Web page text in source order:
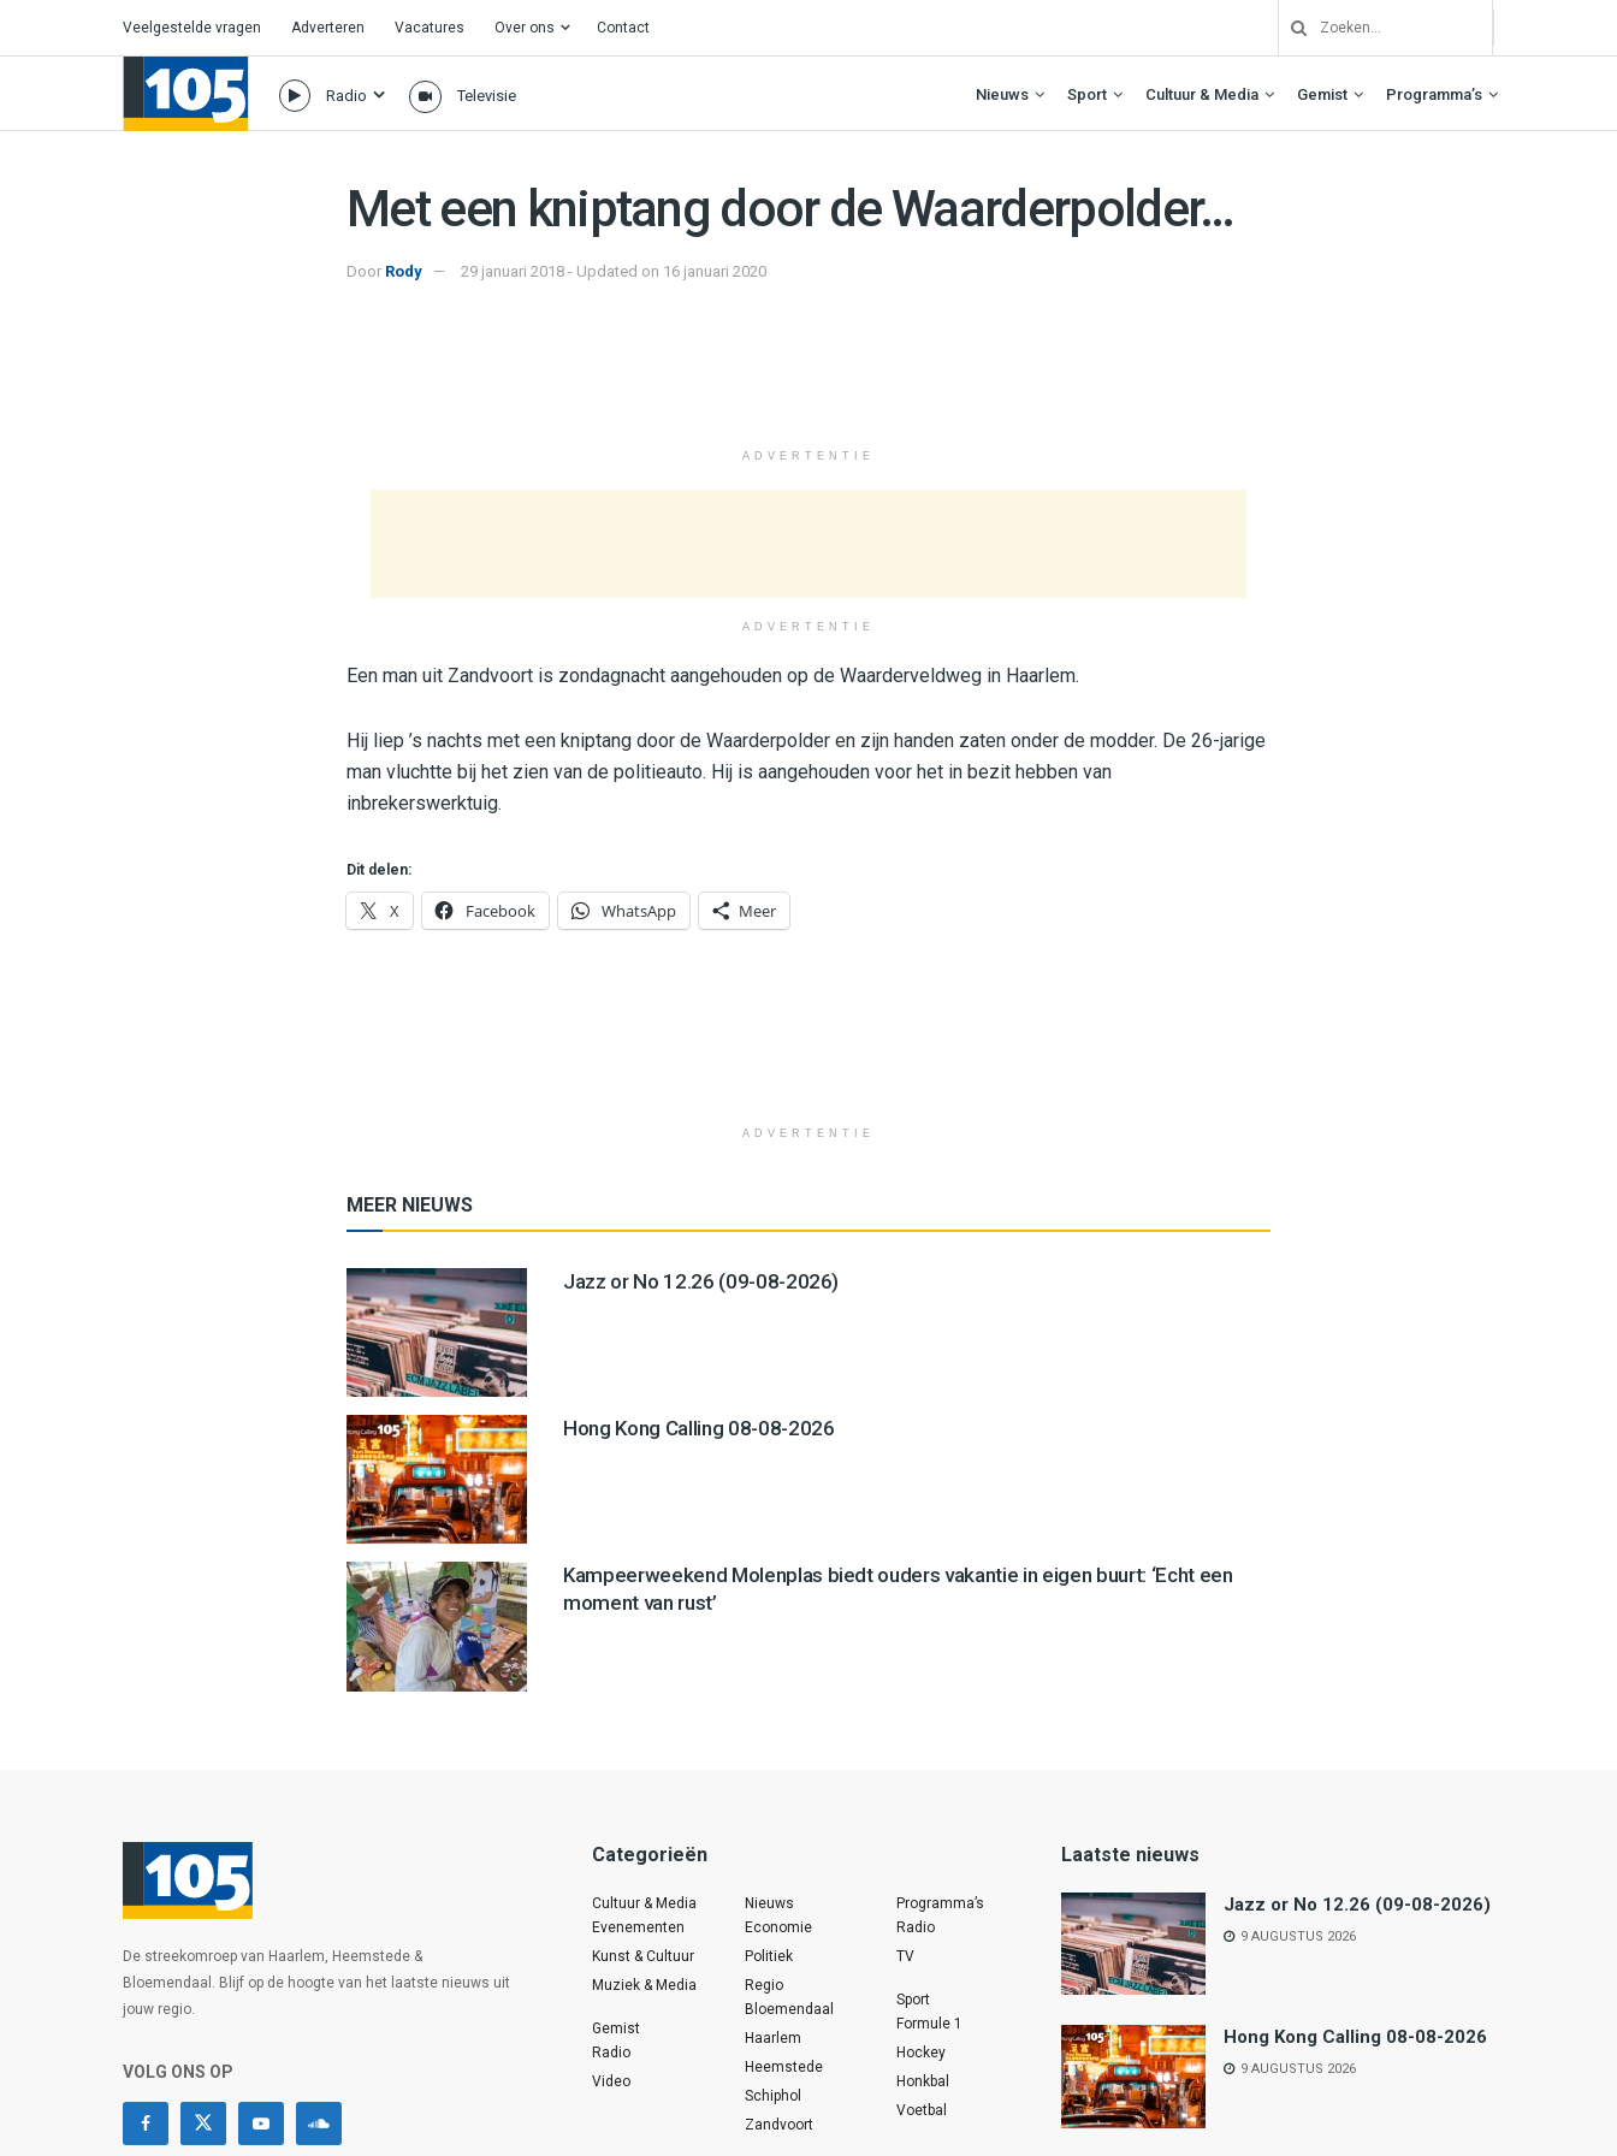
Veelgestelde vragen Adverteren Vacatures Over ons Contact
Radio Televisie Nieuws Sport Cultuur & Media Gemist Programma’s
Met een kniptang door de Waarderpolder…
Door Rody 29 januari 2018 - Updated on 16 januari 2020
ADVERTENTIE
ADVERTENTIE
Een man uit Zandvoort is zondagnacht aangehouden op de Waarderveldweg in Haarlem.
Hij liep ’s nachts met een kniptang door de Waarderpolder en zijn handen zaten onder de modder. De 26-jarige
man vluchtte bij het zien van de politieauto. Hij is aangehouden voor het in bezit hebben van
inbrekerswerktuig.
Dit delen:
X Facebook WhatsApp Meer
ADVERTENTIE
MEER NIEUWS
Jazz or No 12.26 (09-08-2026)
Hong Kong Calling 08-08-2026
Kampeerweekend Molenplas biedt ouders vakantie in eigen buurt: ‘Echt een
moment van rust’
De streekomroep van Haarlem, Heemstede &
Bloemendaal. Blijf op de hoogte van het laatste nieuws uit
jouw regio.
VOLG ONS OP
Categorieën
Cultuur & Media
Evenementen
Kunst & Cultuur
Muziek & Media
Gemist
Radio
Video
Nieuws
Economie
Politiek
Regio
Bloemendaal
Haarlem
Heemstede
Schiphol
Zandvoort
Programma’s
Radio
TV
Sport
Formule 1
Hockey
Honkbal
Voetbal
Laatste nieuws
Jazz or No 12.26 (09-08-2026)
9 AUGUSTUS 2026
Hong Kong Calling 08-08-2026
9 AUGUSTUS 2026